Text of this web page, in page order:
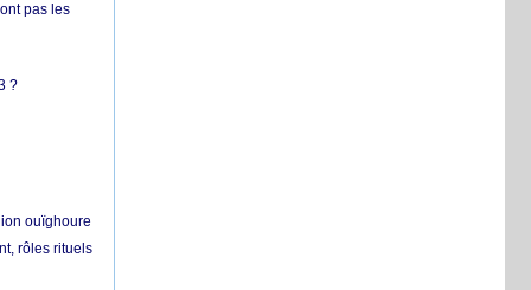
pas les
?
ouïghoure
rôles rituels